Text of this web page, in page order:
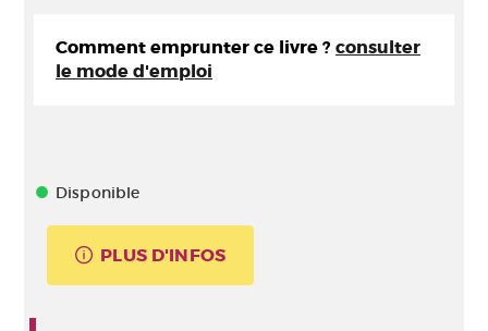
Comment emprunter ce livre ? consulter
le mode d'emploi
Disponible
PLUS D'INFOS